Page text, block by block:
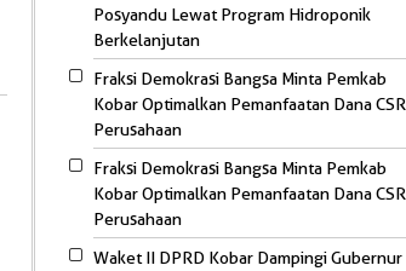
Posyandu Lewat Program Hidroponik
Berkelanjutan
Fraksi Demokrasi Bangsa Minta Pemkab
Kobar Optimalkan Pemanfaatan Dana CSR
Perusahaan
Fraksi Demokrasi Bangsa Minta Pemkab
Kobar Optimalkan Pemanfaatan Dana CSR
Perusahaan
Waket II DPRD Kobar Dampingi Gubernur